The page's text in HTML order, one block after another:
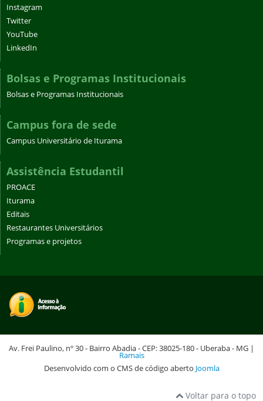
Instagram
Twitter
YouTube
LinkedIn
Bolsas e Programas Institucionais
Bolsas e Programas Institucionais
Campus fora de sede
Campus Universitário de Iturama
Assistência Estudantil
PROACE
Iturama
Editais
Restaurantes Universitários
Programas e projetos
Av. Frei Paulino, nº 30 - Bairro Abadia - CEP: 38025-180 - Uberaba - MG |
Ramais
Desenvolvido com o CMS de código aberto Joomla
Voltar para o topo